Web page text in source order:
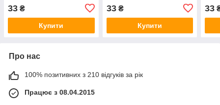
33 ₴
Купити
33₴
Купити
33
Про нас
100% позитивних з 210 відгуків за рік
Працює з 08.04.2015